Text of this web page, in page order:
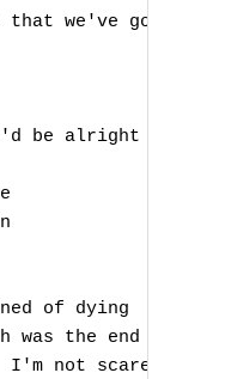
we've got?
be alright
of dying
was the end
not scared